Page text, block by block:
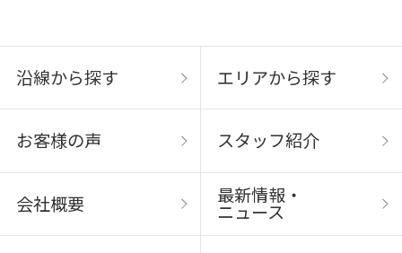
沿線から探す エリアから探す
お客様の声 スタッフ紹介
会社概要 最新情報・
ニュース